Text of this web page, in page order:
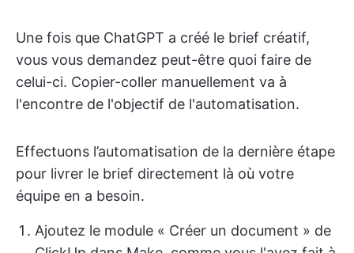
Une fois que ChatGPT a créé le brief créatif,
vous vous demandez peut-être quoi faire de
celui-ci. Copier-coller manuellement va à
l'encontre de l'objectif de l'automatisation.
Effectuons l’automatisation de la dernière étape
pour livrer le brief directement là où votre
équipe en a besoin.
Ajoutez le module « Créer un document » de